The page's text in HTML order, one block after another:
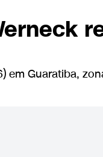
em Guaratiba,